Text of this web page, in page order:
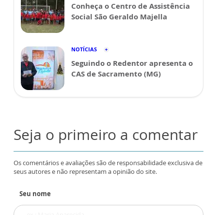
Conheça o Centro de Assistência
Social São Geraldo Majella
NOTÍCIAS
Seguindo o Redentor apresenta o
CAS de Sacramento (MG)
Seja o primeiro a comentar
Os comentários e avaliações são de responsabilidade exclusiva de
seus autores e não representam a opinião do site.
Seu nome